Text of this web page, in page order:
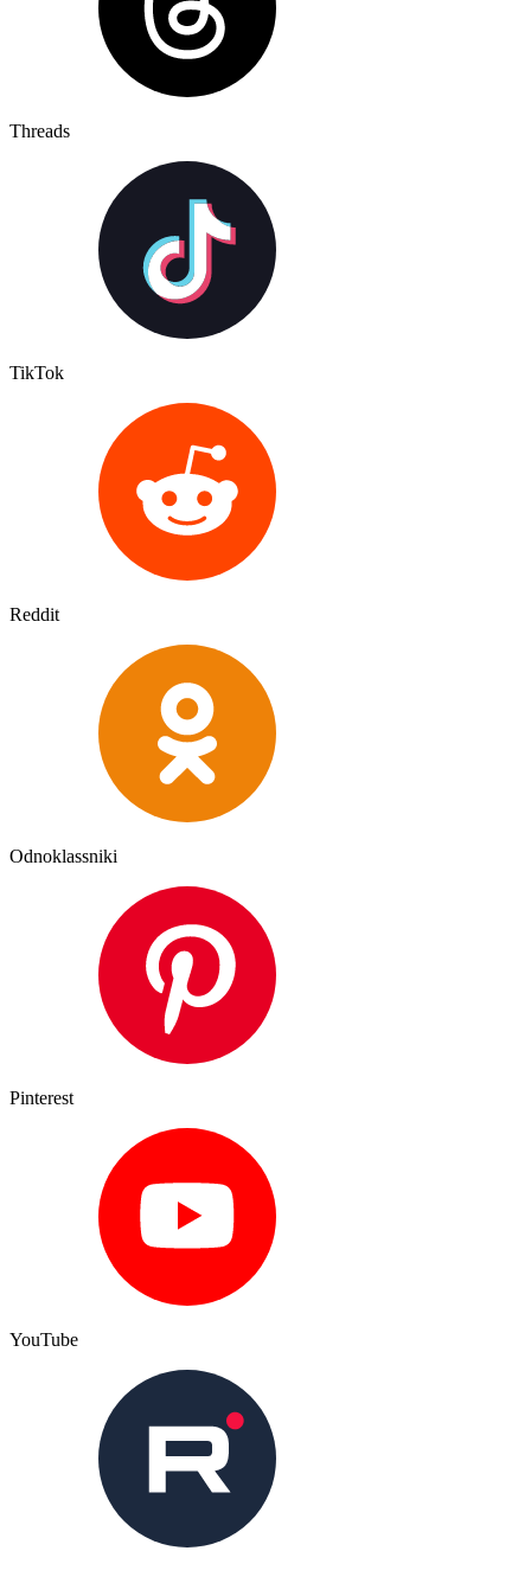
Threads
TikTok
Reddit
Odnoklassniki
Pinterest
YouTube